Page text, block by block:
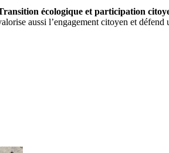
écologique et participation
aussi l’engagement citoyen et